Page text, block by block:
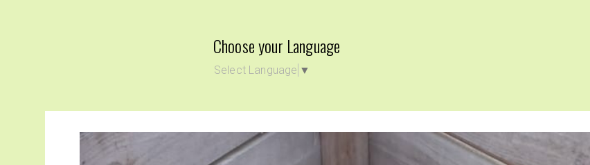
Choose your Language
Select Language ▼